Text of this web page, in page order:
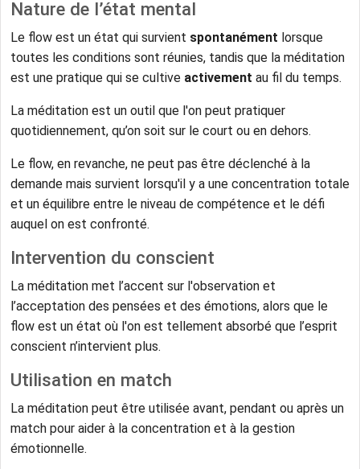
Nature de l’état mental
Le flow est un état qui survient spontanément lorsque
toutes les conditions sont réunies, tandis que la méditation
est une pratique qui se cultive activement au fil du temps.
La méditation est un outil que l'on peut pratiquer
quotidiennement, qu’on soit sur le court ou en dehors.
Le flow, en revanche, ne peut pas être déclenché à la
demande mais survient lorsqu'il y a une concentration totale
et un équilibre entre le niveau de compétence et le défi
auquel on est confronté.
Intervention du conscient
La méditation met l’accent sur l'observation et
l’acceptation des pensées et des émotions, alors que le
flow est un état où l'on est tellement absorbé que l’esprit
conscient n’intervient plus.
Utilisation en match
La méditation peut être utilisée avant, pendant ou après un
match pour aider à la concentration et à la gestion
émotionnelle.